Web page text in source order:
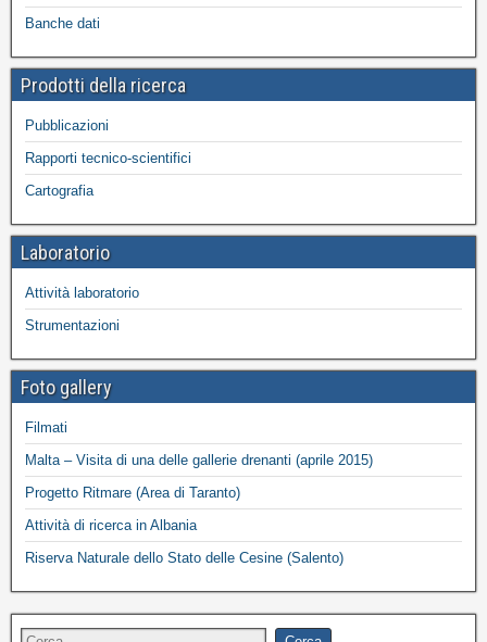
Banche dati
Prodotti della ricerca
Pubblicazioni
Rapporti tecnico-scientifici
Cartografia
Laboratorio
Attività laboratorio
Strumentazioni
Foto gallery
Filmati
Malta – Visita di una delle gallerie drenanti (aprile 2015)
Progetto Ritmare (Area di Taranto)
Attività di ricerca in Albania
Riserva Naturale dello Stato delle Cesine (Salento)